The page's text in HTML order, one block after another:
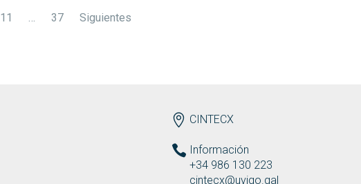
11 … 37 Siguientes
ENDEREZO ES
CINTECX
Información
+34 986 130 223
cintecx@uvigo.gal